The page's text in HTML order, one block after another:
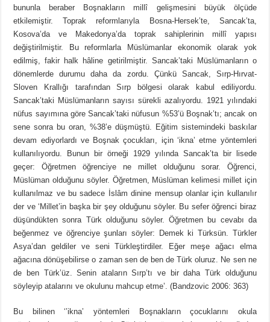
bununla beraber Boşnakların millî gelişmesini büyük ölçüde
etkilemiştir. Toprak reformlarıyla Bosna-Hersek’te, Sancak’ta,
Kosova’da ve Makedonya’da toprak sahiplerinin millî yapısı
değiştirilmiştir. Bu reformlarla Müslümanlar ekonomik olarak yok
edilmiş, fakir halk hâline getirilmiştir. Sancak’taki Müslümanların o
dönemlerde durumu daha da zordu. Çünkü Sancak, Sırp-Hırvat-
Sloven Krallığı tarafından Sırp bölgesi olarak kabul ediliyordu.
Sancak’taki Müslümanların sayısı sürekli azalıyordu. 1921 yılındaki
nüfus sayımına göre Sancak’taki nüfusun %53’ü Boşnak’tı; ancak on
sene sonra bu oran, %38’e düşmüştü. Eğitim sistemindeki baskılar
devam ediyorlardı ve Boşnak çocukları, için ‘ikna’ etme yöntemleri
kullanılıyordu. Bunun bir örneği 1929 yılında Sancak’ta bir lisede
geçer: Öğretmen öğrenciye ne millet olduğunu sorar. Öğrenci,
Müslüman olduğunu söyler. Öğretmen, Müslüman kelimesi millet için
kullanılmaz ve bu sadece İslâm dinine mensup olanlar için kullanılır
der ve ‘Millet’in başka bir şey olduğunu söyler. Bu sefer öğrenci biraz
düşündükten sonra Türk olduğunu söyler. Öğretmen bu cevabı da
beğenmez ve öğrenciye şunları söyler: Demek ki Türksün. Türkler
Asya’dan geldiler ve seni Türkleştirdiler. Eğer meşe ağacı elma
ağacına dönüşebilirse o zaman sen de ben de Türk oluruz. Ne sen ne
de ben Türk’üz. Senin ataların Sırp’tı ve bir daha Türk olduğunu
söyleyip atalarını ve okulunu mahcup etme’. (Bandzovic 2006: 363)
Bu bilinen ‘’ikna’ yöntemleri Boşnakların çocuklarını okula